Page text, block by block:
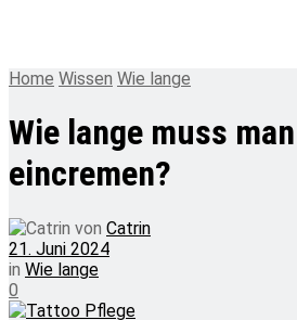
Home Wissen Wie lange
Wie lange muss
eincremen?
von Catrin
21. Juni 2024
in Wie lange
0